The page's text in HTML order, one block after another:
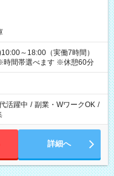
～18:00（実働7時間）
時間帯選べます ※休憩60分
活躍中 / 副業・WワークOK /
詳細へ